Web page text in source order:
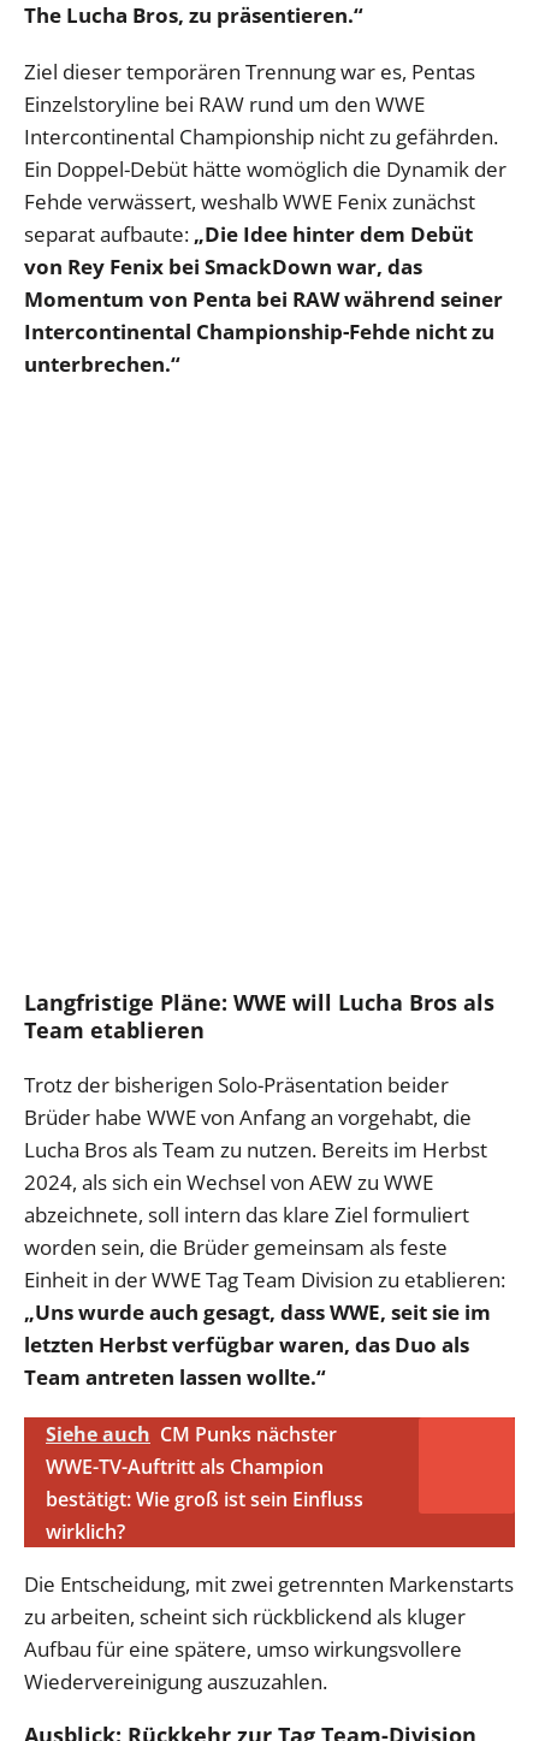
The Lucha Bros, zu präsentieren.“
Ziel dieser temporären Trennung war es, Pentas
Einzelstoryline bei RAW rund um den WWE
Intercontinental Championship nicht zu gefährden.
Ein Doppel-Debüt hätte womöglich die Dynamik der
Fehde verwässert, weshalb WWE Fenix zunächst
separat aufbaute: „Die Idee hinter dem Debüt
von Rey Fenix bei SmackDown war, das
Momentum von Penta bei RAW während seiner
Intercontinental Championship-Fehde nicht zu
unterbrechen.“
Langfristige Pläne: WWE will Lucha Bros als
Team etablieren
Trotz der bisherigen Solo-Präsentation beider
Brüder habe WWE von Anfang an vorgehabt, die
Lucha Bros als Team zu nutzen. Bereits im Herbst
2024, als sich ein Wechsel von AEW zu WWE
abzeichnete, soll intern das klare Ziel formuliert
worden sein, die Brüder gemeinsam als feste
Einheit in der WWE Tag Team Division zu etablieren:
„Uns wurde auch gesagt, dass WWE, seit sie im
letzten Herbst verfügbar waren, das Duo als
Team antreten lassen wollte.“
Siehe auch CM Punks nächster
WWE-TV-Auftritt als Champion
bestätigt: Wie groß ist sein Einfluss
wirklich?
Die Entscheidung, mit zwei getrennten Markenstarts
zu arbeiten, scheint sich rückblickend als kluger
Aufbau für eine spätere, umso wirkungsvollere
Wiedervereinigung auszuzahlen.
Ausblick: Rückkehr zur Tag Team-Division